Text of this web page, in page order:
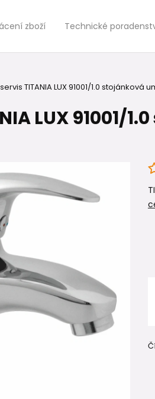
zboží Technické
TITANIA LUX 91001/1.0
LUX 91001/